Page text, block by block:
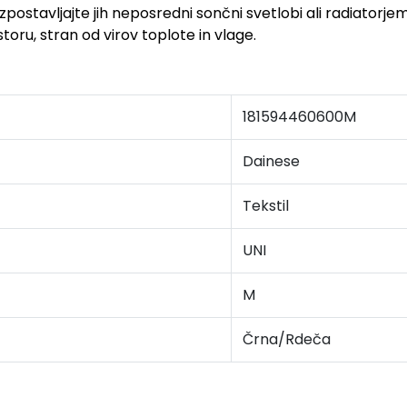
jih neposredni sončni svetlobi ali
stran od virov toplote in vlage.
181594460600M
Dainese
Tekstil
UNI
M
Črna/Rdeča